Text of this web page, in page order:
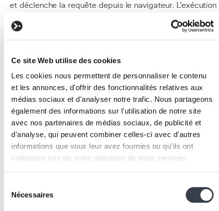
Ce site Web utilise des cookies
Les cookies nous permettent de personnaliser le contenu
et les annonces, d'offrir des fonctionnalités relatives aux
médias sociaux et d'analyser notre trafic. Nous partageons
également des informations sur l'utilisation de notre site
avec nos partenaires de médias sociaux, de publicité et
d'analyse, qui peuvent combiner celles-ci avec d'autres
informations que vous leur avez fournies ou qu'ils ont
collectées lors de votre utilisation de leurs services.
process your information.
Nécessaires
et déclenche la requête depuis le navigateur. L'exécution
s'arrête au breakpoint, il inspecte les variables locales,
l'exécution pas à pas et identifie la source du problème
quelques minutes. Le tout sans quitter l'IDE.
Bonnes pratiques
Apprenez les raccourcis clavier: maîtriser les
raccourcis de votre IDE est le meilleur
en productivité. Commencez par les 10 plus utilisés
et ajoutez-en progressivement.
Configurez le linting dans l'IDE: intégrez votre
(Ruff, ESLint) directement dans l'IDE pour un
feedback en temps réel, sans attendre le pipeline
Utilisez les paramètres de workspace : versionnez
recommandées, formatage) dans le dépôt pour que
toute l'équipe travaille avec les mêmes réglages.